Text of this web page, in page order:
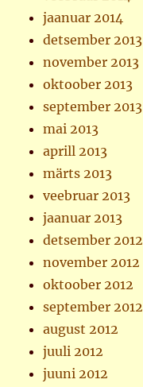
jaanuar 2014
detsember 2013
november 2013
oktoober 2013
september 2013
mai 2013
aprill 2013
märts 2013
veebruar 2013
jaanuar 2013
detsember 2012
november 2012
oktoober 2012
september 2012
august 2012
juuli 2012
juuni 2012